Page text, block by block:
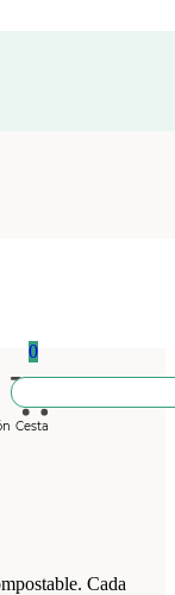
0
Cesta
Cada